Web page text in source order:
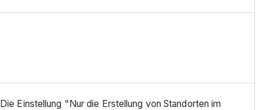
Die Einstellung "Nur die Erstellung von Standorten im